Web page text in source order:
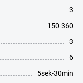
3
150-360
3
6
5sek-30min